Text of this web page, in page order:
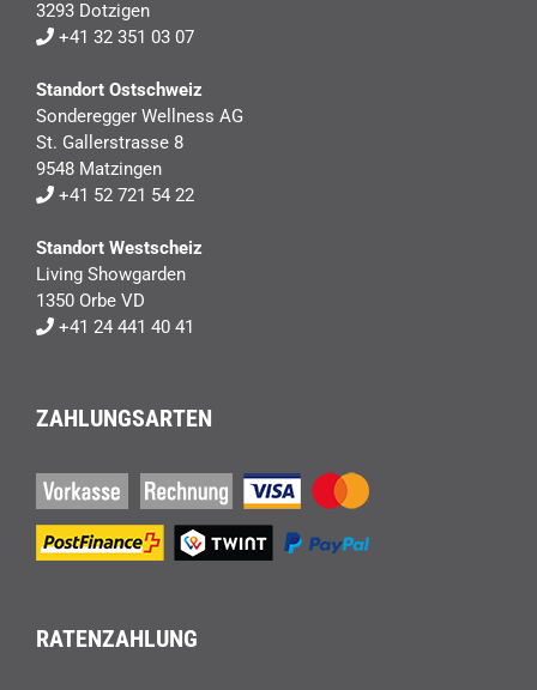
3293 Dotzigen
+41 32 351 03 07
Standort Ostschweiz
Sonderegger Wellness AG
St. Gallerstrasse 8
9548 Matzingen
+41 52 721 54 22
Standort Westscheiz
Living Showgarden
1350 Orbe VD
+41 24 441 40 41
ZAHLUNGSARTEN
RATENZAHLUNG